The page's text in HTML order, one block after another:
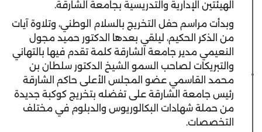
الهيئتين الإدارية والتدريسية بجامعة الشارقة.
وبدأت مراسم حفل التخريج بالسلام الوطني، وتلاوة آيات
من الذكر الحكيم، ليلقي بعدها الدكتور حميد مجول
النعيمي مدير جامعة الشارقة كلمة تقدم فيها بالتهاني
والتبريكات لصاحب السمو الشيخ الدكتور سلطان بن
محمد القاسمي عضو المجلس الأعلى حاكم الشارقة
رئيس جامعة الشارقة على تفضله بتخريج كوكبة جديدة
من حملة شهادات البكالوريوس والدبلوم في مختلف
التخصصات.